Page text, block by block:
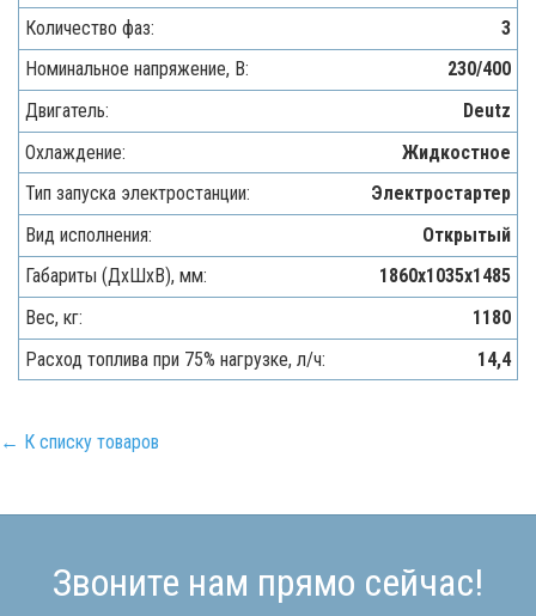
Количество фаз:
3
Номинальное напряжение, В:
230/400
Двигатель:
Deutz
Охлаждение:
Жидкостное
Тип запуска электростанции:
Электростартер
Вид исполнения:
Открытый
Габариты (ДхШхВ), мм:
1860х1035х1485
Вес, кг:
1180
Расход топлива при 75% нагрузке, л/ч:
14,4
← К списку товаров
Звоните нам прямо сейчас!